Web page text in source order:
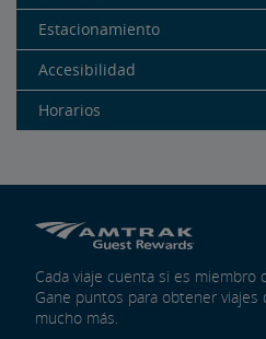
Estacionamiento
Accesibilidad
Horarios
Cada viaje cuenta si es miembro
Gane puntos para obtener
mucho más.